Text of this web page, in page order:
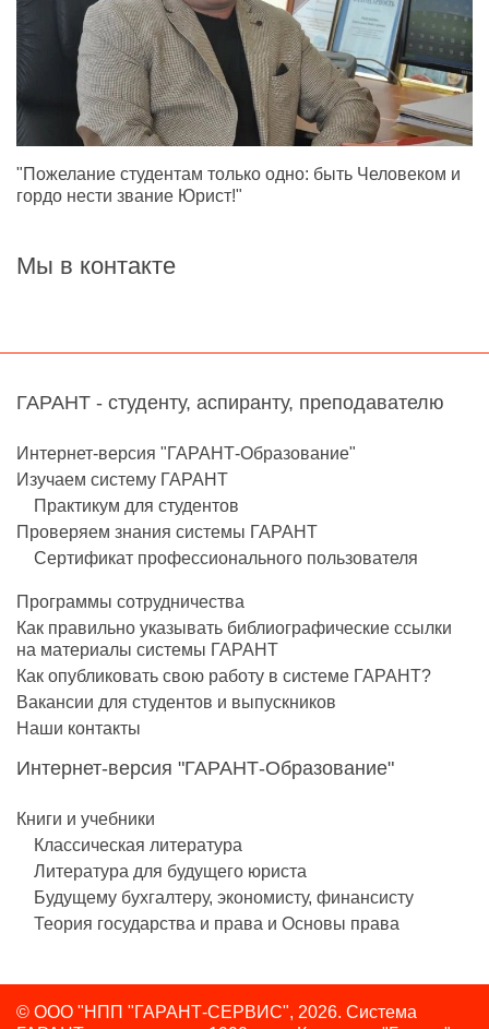
"Пожелание студентам только одно: быть Человеком и
гордо нести звание Юрист!"
Мы в контакте
ГАРАНТ - студенту, аспиранту, преподавателю
Интернет-версия "ГАРАНТ-Образование"
Изучаем систему ГАРАНТ
Практикум для студентов
Проверяем знания системы ГАРАНТ
Сертификат профессионального пользователя
Программы сотрудничества
Как правильно указывать библиографические ссылки
на материалы системы ГАРАНТ
Как опубликовать свою работу в системе ГАРАНТ?
Вакансии для студентов и выпускников
Наши контакты
Интернет-версия "ГАРАНТ-Образование"
Книги и учебники
Классическая литература
Литература для будущего юриста
Будущему бухгалтеру, экономисту, финансисту
Теория государства и права и Основы права
© ООО "НПП "ГАРАНТ-СЕРВИС", 2026. Система